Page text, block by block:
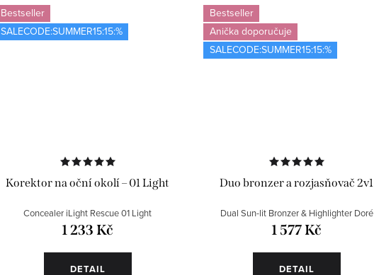
Bestseller
SALECODE:SUMMER15:15:%
Korektor na oční okolí – 01 Light
Concealer iLight Rescue 01 Light
1 233 Kč
DETAIL
Bestseller
Anička doporučuje
SALECODE:SUMMER15:15:%
Duo bronzer a rozjasňovač 2v1
Dual Sun-lit Bronzer & Highlighter Doré
1 577 Kč
DETAIL